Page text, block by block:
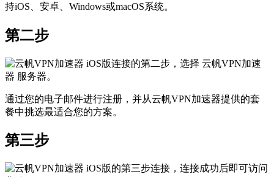
持iOS、安卓、Windows或macOS系统。
第二步
通过您的电子邮件进行注册，并从云帆VPN加速器提供的套
餐中挑选最适合您的方案。
第三步